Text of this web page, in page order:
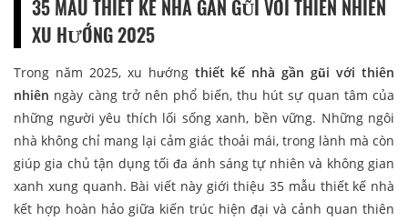
35 MẪU THIẾT KẾ NHÀ GẦN GŨI VỚI THIÊN NHIÊN
XU HƯỚNG 2025
Trong năm 2025, xu hướngthiết kế nhà gần gũi với thiên
nhiên ngày càng trở nên phổ biến, thu hút sự quan tâm của
những người yêu thích lối sống xanh, bền vững. Những ngôi
nhà không chỉ mang lại cảm giác thoải mái, trong lành mà còn
giúp gia chủ tận dụng tối đa ánh sáng tự nhiên và không gian
xanh xung quanh. Bài viết này giới thiệu 35 mẫu thiết kế nhà
kết hợp hoàn hảo giữa kiến trúc hiện đại và cảnh quan thiên